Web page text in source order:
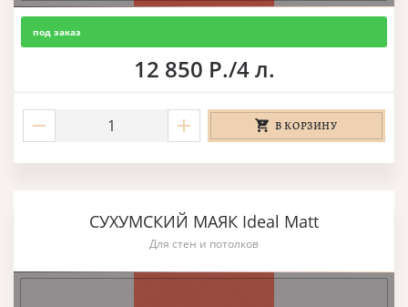
под заказ
12 850 Р./4 л.
В КОРЗИНУ
СУХУМСКИЙ МАЯК Ideal Matt
Для стен и потолков